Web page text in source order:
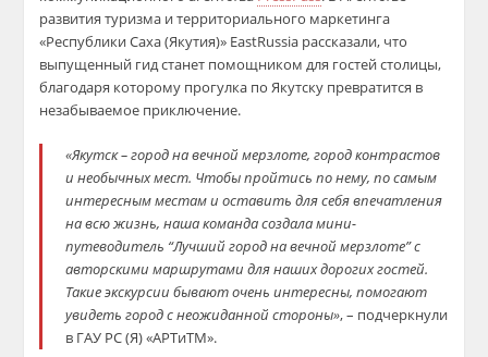
развития туризма и территориального маркетинга
«Республики Саха (Якутия)» EastRussia рассказали, что
выпущенный гид станет помощником для гостей столицы,
благодаря которому прогулка по Якутску превратится в
незабываемое приключение.
«Якутск – город на вечной мерзлоте, город контрастов
и необычных мест. Чтобы пройтись по нему, по самым
интересным местам и оставить для себя впечатления
на всю жизнь, наша команда создала мини-
путеводитель “Лучший город на вечной мерзлоте” с
авторскими маршрутами для наших дорогих гостей.
Такие экскурсии бывают очень интересны, помогают
увидеть город с неожиданной стороны», – подчеркнули
в ГАУ РС (Я) «АРТиТМ».